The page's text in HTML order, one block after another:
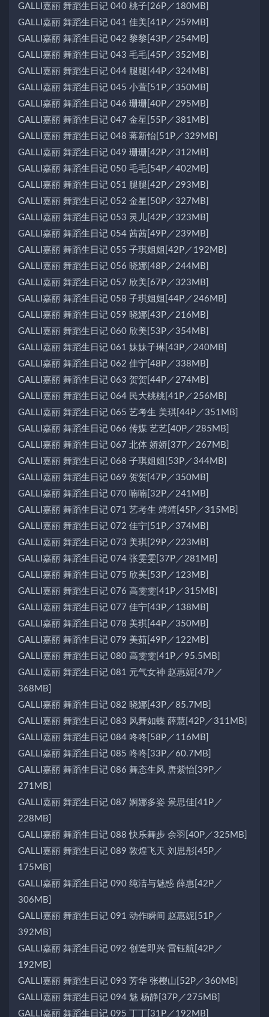
GALLI嘉丽 舞蹈生日记 040 桃子[26P／180MB]
GALLI嘉丽 舞蹈生日记 041 佳美[41P／259MB]
GALLI嘉丽 舞蹈生日记 042 黎黎[43P／254MB]
GALLI嘉丽 舞蹈生日记 043 毛毛[45P／352MB]
GALLI嘉丽 舞蹈生日记 044 腿腿[44P／324MB]
GALLI嘉丽 舞蹈生日记 045 小萱[51P／350MB]
GALLI嘉丽 舞蹈生日记 046 珊珊[40P／295MB]
GALLI嘉丽 舞蹈生日记 047 金星[55P／381MB]
GALLI嘉丽 舞蹈生日记 048 蒋新怡[51P／329MB]
GALLI嘉丽 舞蹈生日记 049 珊珊[42P／312MB]
GALLI嘉丽 舞蹈生日记 050 毛毛[54P／402MB]
GALLI嘉丽 舞蹈生日记 051 腿腿[42P／293MB]
GALLI嘉丽 舞蹈生日记 052 金星[50P／327MB]
GALLI嘉丽 舞蹈生日记 053 灵儿[42P／323MB]
GALLI嘉丽 舞蹈生日记 054 茜茜[49P／239MB]
GALLI嘉丽 舞蹈生日记 055 子琪姐姐[42P／192MB]
GALLI嘉丽 舞蹈生日记 056 晓娜[48P／244MB]
GALLI嘉丽 舞蹈生日记 057 欣美[67P／323MB]
GALLI嘉丽 舞蹈生日记 058 子琪姐姐[44P／246MB]
GALLI嘉丽 舞蹈生日记 059 晓娜[43P／216MB]
GALLI嘉丽 舞蹈生日记 060 欣美[53P／354MB]
GALLI嘉丽 舞蹈生日记 061 妹妹子琳[43P／240MB]
GALLI嘉丽 舞蹈生日记 062 佳宁[48P／338MB]
GALLI嘉丽 舞蹈生日记 063 贺贺[44P／274MB]
GALLI嘉丽 舞蹈生日记 064 民大桃桃[41P／256MB]
GALLI嘉丽 舞蹈生日记 065 艺考生 美琪[44P／351MB]
GALLI嘉丽 舞蹈生日记 066 传媒 艺艺[40P／285MB]
GALLI嘉丽 舞蹈生日记 067 北体 娇娇[37P／267MB]
GALLI嘉丽 舞蹈生日记 068 子琪姐姐[53P／344MB]
GALLI嘉丽 舞蹈生日记 069 贺贺[47P／350MB]
GALLI嘉丽 舞蹈生日记 070 喃喃[32P／241MB]
GALLI嘉丽 舞蹈生日记 071 艺考生 靖靖[45P／315MB]
GALLI嘉丽 舞蹈生日记 072 佳宁[51P／374MB]
GALLI嘉丽 舞蹈生日记 073 美琪[29P／223MB]
GALLI嘉丽 舞蹈生日记 074 张雯雯[37P／281MB]
GALLI嘉丽 舞蹈生日记 075 欣美[53P／123MB]
GALLI嘉丽 舞蹈生日记 076 高雯雯[41P／315MB]
GALLI嘉丽 舞蹈生日记 077 佳宁[43P／138MB]
GALLI嘉丽 舞蹈生日记 078 美琪[44P／350MB]
GALLI嘉丽 舞蹈生日记 079 美茹[49P／122MB]
GALLI嘉丽 舞蹈生日记 080 高雯雯[41P／95.5MB]
GALLI嘉丽 舞蹈生日记 081 元气女神 赵惠妮[47P／
368MB]
GALLI嘉丽 舞蹈生日记 082 晓娜[43P／85.7MB]
GALLI嘉丽 舞蹈生日记 083 风舞如蝶 薛慧[42P／311MB]
GALLI嘉丽 舞蹈生日记 084 咚咚[58P／116MB]
GALLI嘉丽 舞蹈生日记 085 咚咚[33P／60.7MB]
GALLI嘉丽 舞蹈生日记 086 舞态生风 唐紫怡[39P／
271MB]
GALLI嘉丽 舞蹈生日记 087 婀娜多姿 景思佳[41P／
228MB]
GALLI嘉丽 舞蹈生日记 088 快乐舞步 余羽[40P／325MB]
GALLI嘉丽 舞蹈生日记 089 敦煌飞天 刘思彤[45P／
175MB]
GALLI嘉丽 舞蹈生日记 090 纯洁与魅惑 薛惠[42P／
306MB]
GALLI嘉丽 舞蹈生日记 091 动作瞬间 赵惠妮[51P／
392MB]
GALLI嘉丽 舞蹈生日记 092 创造即兴 雷钰航[42P／
192MB]
GALLI嘉丽 舞蹈生日记 093 芳华 张樱山[52P／360MB]
GALLI嘉丽 舞蹈生日记 094 魅 杨静[37P／275MB]
GALLI嘉丽 舞蹈生日记 095 丁丁[31P／192MB]